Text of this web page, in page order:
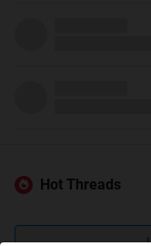
Hot Threads